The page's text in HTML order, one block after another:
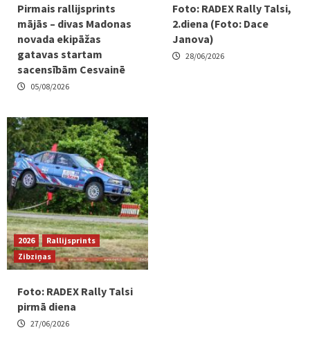
Pirmais rallijsprints
mājās – divas Madonas
novada ekipāžas
gatavas startam
sacensībām Cesvainē
05/08/2026
Foto: RADEX Rally Talsi,
2.diena (Foto: Dace
Janova)
28/06/2026
2026
Rallijsprints
Zibziņas
Foto: RADEX Rally Talsi
pirmā diena
27/06/2026